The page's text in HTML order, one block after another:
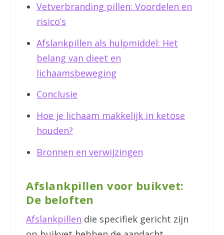
Vetverbranding pillen: Voordelen en
risico’s
Afslankpillen als hulpmiddel: Het
belang van dieet en
lichaamsbeweging
Conclusie
Hoe je lichaam makkelijk in ketose
houden?
Bronnen en verwijzingen
Afslankpillen voor buikvet:
De beloften
Afslankpillen die specifiek gericht zijn